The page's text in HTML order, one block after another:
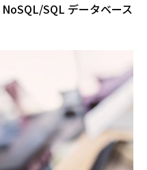
NoSQL/SQL データベース